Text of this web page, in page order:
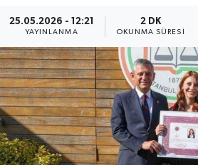
25.05.2026 - 12:21
YAYINLANMA
2 DK
OKUNMA SÜRESI
Güncel
HABERDE İNSAN
İlginç
KÜLTÜR SANAT